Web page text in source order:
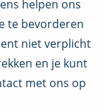
helpen ons
te bevorderen
niet verplicht
en je kunt
met ons op